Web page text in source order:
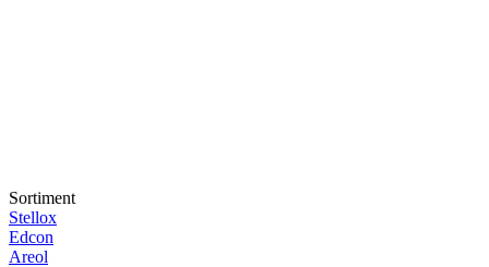
Sortiment
Stellox
Edcon
Areol